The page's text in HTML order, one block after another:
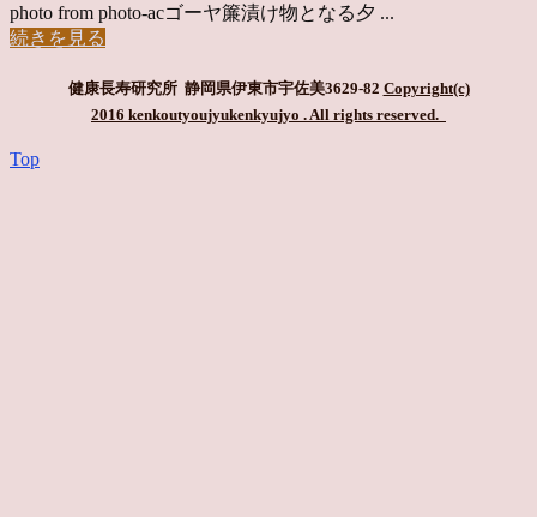
photo from photo-acゴーヤ簾漬け物となる夕 ...
続きを見る
健康長寿研究所 静岡県伊東市宇佐美3629-82 Copyright(c)
2016 kenkoutyoujyukenkyujyo . All rights reserved.
Top